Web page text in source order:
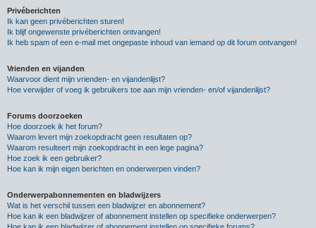
Privéberichten
Ik kan geen privéberichten sturen!
Ik blijf ongewenste privéberichten ontvangen!
Ik heb spam of een e-mail met ongepaste inhoud van iemand op dit forum ontvangen!
Vrienden en vijanden
Waarvoor dient mijn vrienden- en vijandenlijst?
Hoe verwijder of voeg ik gebruikers toe aan mijn vrienden- en/of vijandenlijst?
Forums doorzoeken
Hoe doorzoek ik het forum?
Waarom levert mijn zoekopdracht geen resultaten op?
Waarom resulteert mijn zoekopdracht in een lege pagina?
Hoe zoek ik een gebruiker?
Hoe kan ik mijn eigen berichten en onderwerpen vinden?
Onderwerpabonnementen en bladwijzers
Wat is het verschil tussen een bladwijzer en abonnement?
Hoe kan ik een bladwijzer of abonnement instellen op specifieke onderwerpen?